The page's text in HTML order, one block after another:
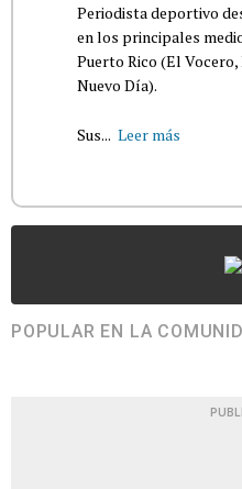
Periodista deportivo
en los principales
Puerto Rico (El
Nuevo Día).
Sus... Leer más
POPULAR EN LA